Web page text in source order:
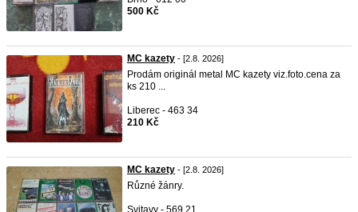
500 Kč
MC kazety - [2.8. 2026]
Prodám originál metal MC kazety viz.foto.cena za
ks 210 ...
Liberec - 463 34
210 Kč
MC kazety - [2.8. 2026]
Různé žánry.
Svitavy - 569 21